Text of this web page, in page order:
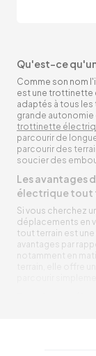
Qu'est-ce
Comme son nom
est une trottinette
adaptés à tous les
grande autonomie
trottinette
parcourir de
parcourir des
soucier des
Les avantages
électrique tout
Si vous cherchez
déplacements en
tout terrain est
avantages par
notamment en
terrain, elle offre
parcourir
Trottinette
entre vos trajets,
batterie. De plus,